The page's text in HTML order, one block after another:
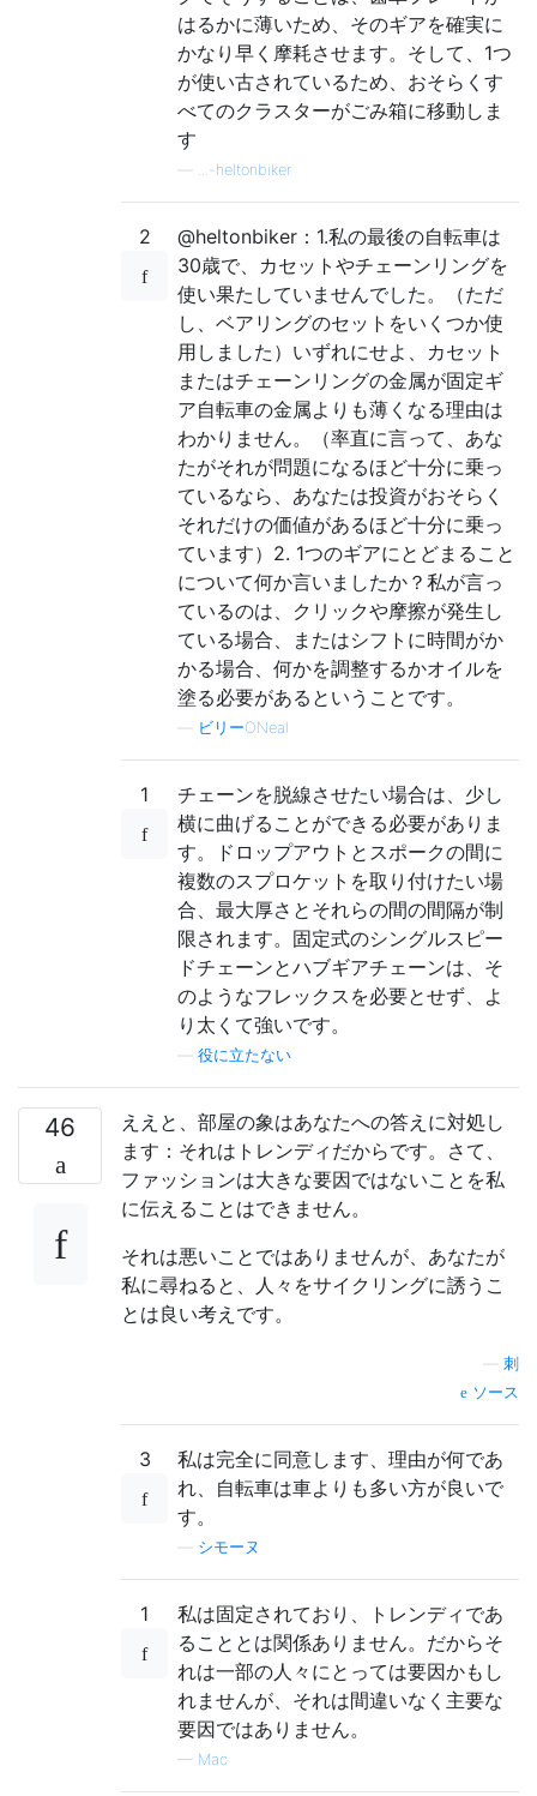
はるかに薄いため、そのギアを確実に
かなり早く摩耗させます。そして、1つ
が使い古されているため、おそらくす
べてのクラスターがごみ箱に移動しま
す
...-heltonbiker
2
@heltonbiker：1.私の最後の自転車は
30歳で、カセットやチェーンリングを
使い果たしていませんでした。（ただ
し、ベアリングのセットをいくつか使
用しました）いずれにせよ、カセット
またはチェーンリングの金属が固定ギ
ア自転車の金属よりも薄くなる理由は
わかりません。（率直に言って、あな
たがそれが問題になるほど十分に乗っ
ているなら、あなたは投資がおそらく
それだけの価値があるほど十分に乗っ
ています）2. 1つのギアにとどまること
について何か言いましたか？私が言っ
ているのは、クリックや摩擦が発生し
ている場合、またはシフトに時間がか
かる場合、何かを調整するかオイルを
塗る必要があるということです。
ビリーONeal
1
チェーンを脱線させたい場合は、少し
横に曲げることができる必要がありま
す。ドロップアウトとスポークの間に
複数のスプロケットを取り付けたい場
合、最大厚さとそれらの間の間隔が制
限されます。固定式のシングルスピー
ドチェーンとハブギアチェーンは、そ
のようなフレックスを必要とせず、よ
り太くて強いです。
役に立たない
46
ええと、部屋の象はあなたへの答えに対処し
ます：それはトレンディだからです。さて、
ファッションは大きな要因ではないことを私
に伝えることはできません。
それは悪いことではありませんが、あなたが
私に尋ねると、人々をサイクリングに誘うこ
とは良い考えです。
刺
ソース
3
私は完全に同意します、理由が何であ
れ、自転車は車よりも多い方が良いで
す。
シモーヌ
1
私は固定されており、トレンディであ
ることとは関係ありません。だからそ
れは一部の人々にとっては要因かもし
れませんが、それは間違いなく主要な
要因ではありません。
— Mac